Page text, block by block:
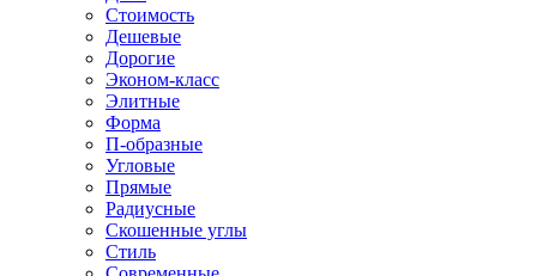
Стоимость
Дешевые
Дорогие
Эконом-класс
Элитные
Форма
П-образные
Угловые
Прямые
Радиусные
Скошенные углы
Стиль